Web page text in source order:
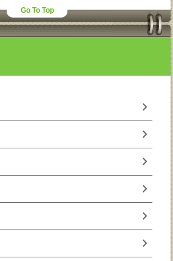
Go To Top
chevron_right
chevron_right
chevron_right
chevron_right
chevron_right
chevron_right